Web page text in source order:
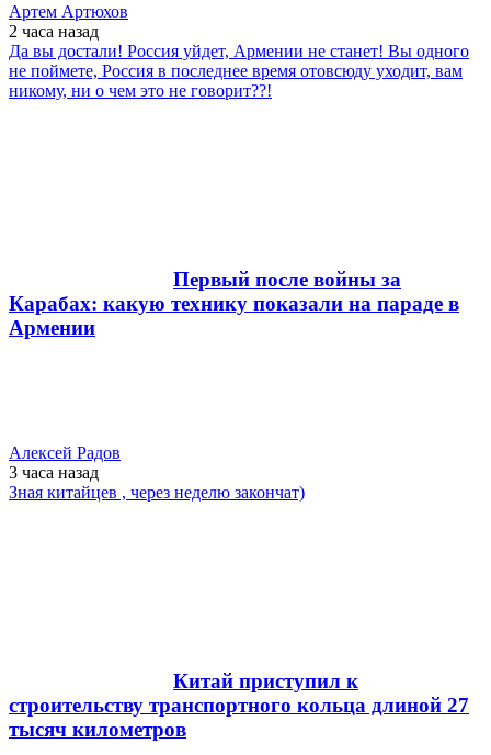
Артем Артюхов
2 часа назад
Да вы достали! Россия уйдет, Армении не станет! Вы одного
не поймете, Россия в последнее время отовсюду уходит, вам
никому, ни о чем это не говорит??!
Первый после войны за
Карабах: какую технику показали на параде в
Армении
Алексей Радов
3 часа назад
Зная китайцев , через неделю закончат)
Китай приступил к
строительству транспортного кольца длиной 27
тысяч километров